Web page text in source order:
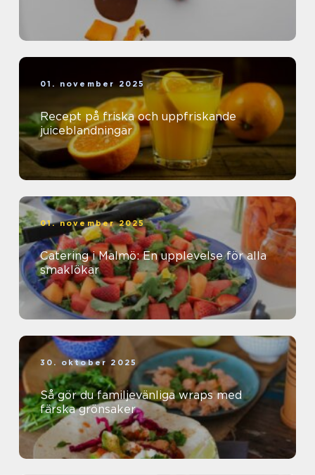
01. november 2025
Recept på friska och uppfriskande
juiceblandningar
01. november 2025
Catering i Malmö: En upplevelse för alla
smaklökar
30. oktober 2025
Så gör du familjevänliga wraps med
färska grönsaker